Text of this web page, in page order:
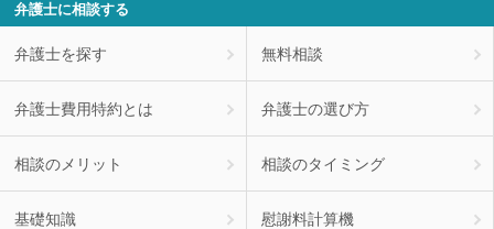
弁護士に相談する
弁護士を探す 無料相談
弁護士費用特約とは 弁護士の選び方
相談のメリット 相談のタイミング
基礎知識 慰謝料計算機